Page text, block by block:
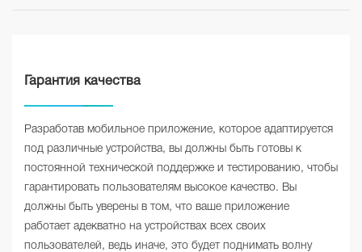
Гарантия качества
Разработав мобильное приложение, которое адаптируется
под различные устройства, вы должны быть готовы к
постоянной технической поддержке и тестированию, чтобы
гарантировать пользователям высокое качество. Вы
должны быть уверены в том, что ваше приложение
работает адекватно на устройствах всех своих
пользователей, ведь иначе, это будет поднимать волну